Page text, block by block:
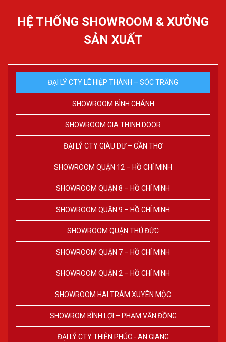
HỆ THỐNG SHOWROOM & XƯỞNG
SẢN XUẤT
ĐẠI LÝ CTY LÊ HIỆP THÀNH – SÓC TRĂNG
SHOWROOM BÌNH CHÁNH
SHOWROOM GIA THỊNH DOOR
ĐẠI LÝ CTY GIÀU DƯ – CẦN THƠ
SHOWROOM QUẬN 12 – HỒ CHÍ MINH
SHOWROOM QUẬN 8 – HỒ CHÍ MINH
SHOWROOM QUẬN 9 – HỒ CHÍ MINH
SHOWROOM QUẬN THỦ ĐỨC
SHOWROOM QUẬN 7 – HỒ CHÍ MINH
SHOWROOM QUẬN 2 – HỒ CHÍ MINH
SHOWROOM HAI TRÂM XUYÊN MỘC
SHOWROM BÌNH LỢI – PHẠM VĂN ĐỒNG
ĐẠI LÝ CTY THIÊN PHÚC - AN GIANG